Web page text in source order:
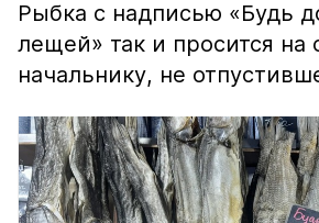
Рыбка с надписью «Будь
лещей» так и просится на
начальнику, не